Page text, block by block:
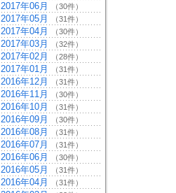
2017年06月 （30件）
2017年05月 （31件）
2017年04月 （30件）
2017年03月 （32件）
2017年02月 （28件）
2017年01月 （31件）
2016年12月 （31件）
2016年11月 （30件）
2016年10月 （31件）
2016年09月 （30件）
2016年08月 （31件）
2016年07月 （31件）
2016年06月 （30件）
2016年05月 （31件）
2016年04月 （31件）